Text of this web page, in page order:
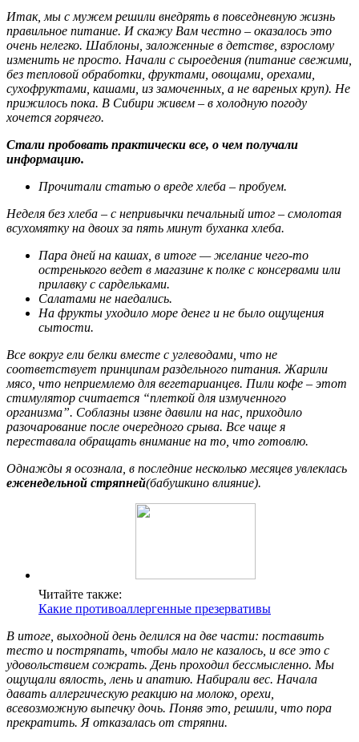
Итак, мы с мужем решили внедрять в повседневную жизнь
правильное питание. И скажу Вам честно – оказалось это
очень нелегко. Шаблоны, заложенные в детстве, взрослому
изменить не просто. Начали с сыроедения (питание свежими,
без тепловой обработки, фруктами, овощами, орехами,
сухофруктами, кашами, из замоченных, а не вареных круп). Не
прижилось пока. В Сибири живем – в холодную погоду
хочется горячего.
Стали пробовать практически все, о чем получали
информацию.
Прочитали статью о вреде хлеба – пробуем.
Неделя без хлеба – с непривычки печальный итог – смолотая
всухомятку на двоих за пять минут буханка хлеба.
Пара дней на кашах, в итоге — желание чего-то
остренького ведет в магазине к полке с консервами или
прилавку с сардельками.
Салатами не наедались.
На фрукты уходило море денег и не было ощущения
сытости.
Все вокруг ели белки вместе с углеводами, что не
соответствует принципам раздельного питания. Жарили
мясо, что неприемлемо для вегетарианцев. Пили кофе – этот
стимулятор считается “плеткой для измученного
организма”. Соблазны извне давили на нас, приходило
разочарование после очередного срыва. Все чаще я
переставала обращать внимание на то, что готовлю.
Однажды я осознала, в последние несколько месяцев увлеклась
еженедельной стряпней(бабушкино влияние).
Читайте также:
Какие противоаллергенные презервативы
В итоге, выходной день делился на две части: поставить
тесто и постряпать, чтобы мало не казалось, и все это с
удовольствием сожрать. День проходил бессмысленно. Мы
ощущали вялость, лень и апатию. Набирали вес. Начала
давать аллергическую реакцию на молоко, орехи,
всевозможную выпечку дочь. Поняв это, решили, что пора
прекратить. Я отказалась от стряпни.